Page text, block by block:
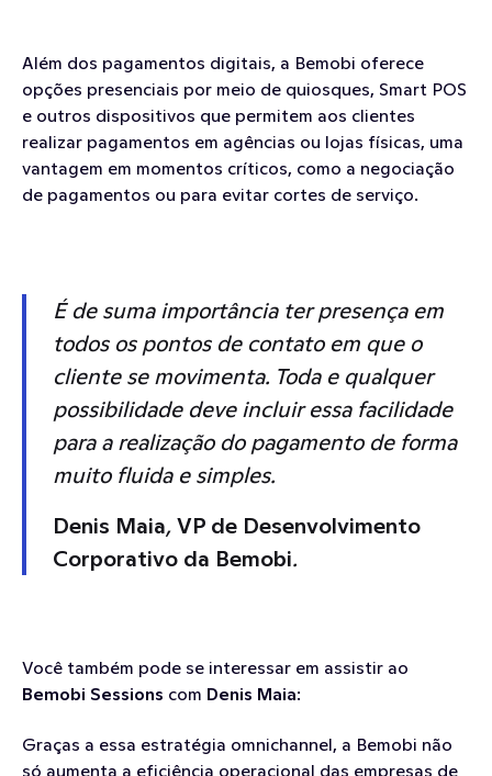
Além dos pagamentos digitais, a Bemobi oferece
opções presenciais por meio de quiosques, Smart POS
e outros dispositivos que permitem aos clientes
realizar pagamentos em agências ou lojas físicas, uma
vantagem em momentos críticos, como a negociação
de pagamentos ou para evitar cortes de serviço.
É de suma importância ter presença em
todos os pontos de contato em que o
cliente se movimenta. Toda e qualquer
possibilidade deve incluir essa facilidade
para a realização do pagamento de forma
muito fluida e simples.
Denis Maia, VP de Desenvolvimento
Corporativo da Bemobi.
Bemobi Sessions com Denis Maia:
Graças a essa estratégia omnichannel, a Bemobi não
só aumenta a eficiência operacional das empresas de